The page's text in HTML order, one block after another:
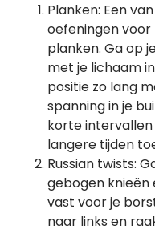
Planken: Een
oefeningen
planken. Ga op
met je lichaam
positie zo lang
spanning in je
korte intervallen
langere tijden
Russian twists:
gebogen knieën
vast voor je
naar links en